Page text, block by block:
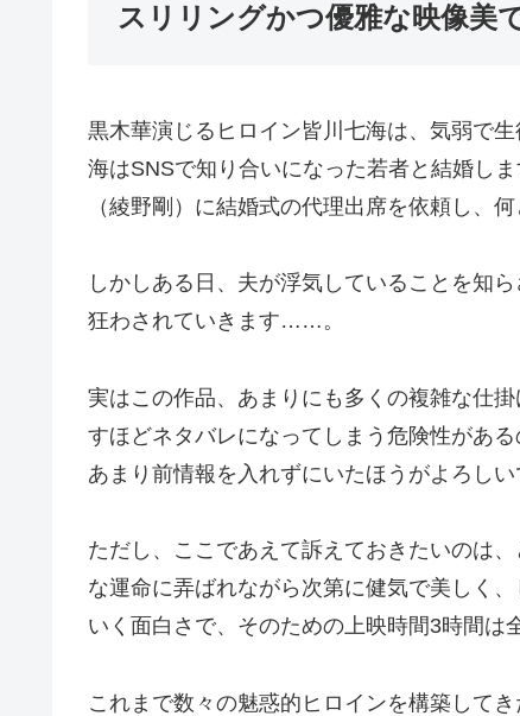
スリリングかつ優雅な映像美
黒木華演じるヒロイン皆川七海は、気弱で
海はSNSで知り合いになった若者と結婚し
（綾野剛）に結婚式の代理出席を依頼し、何
しかしある日、夫が浮気していることを知
狂わされていきます……。
実はこの作品、あまりにも多くの複雑な仕
すほどネタバレになってしまう危険性があ
あまり前情報を入れずにいたほうがよろしい
ただし、ここであえて訴えておきたいのは
な運命に弄ばれながら次第に健気で美しく
いく面白さで、そのための上映時間3時間は
これまで数々の魅惑的ヒロインを構築して